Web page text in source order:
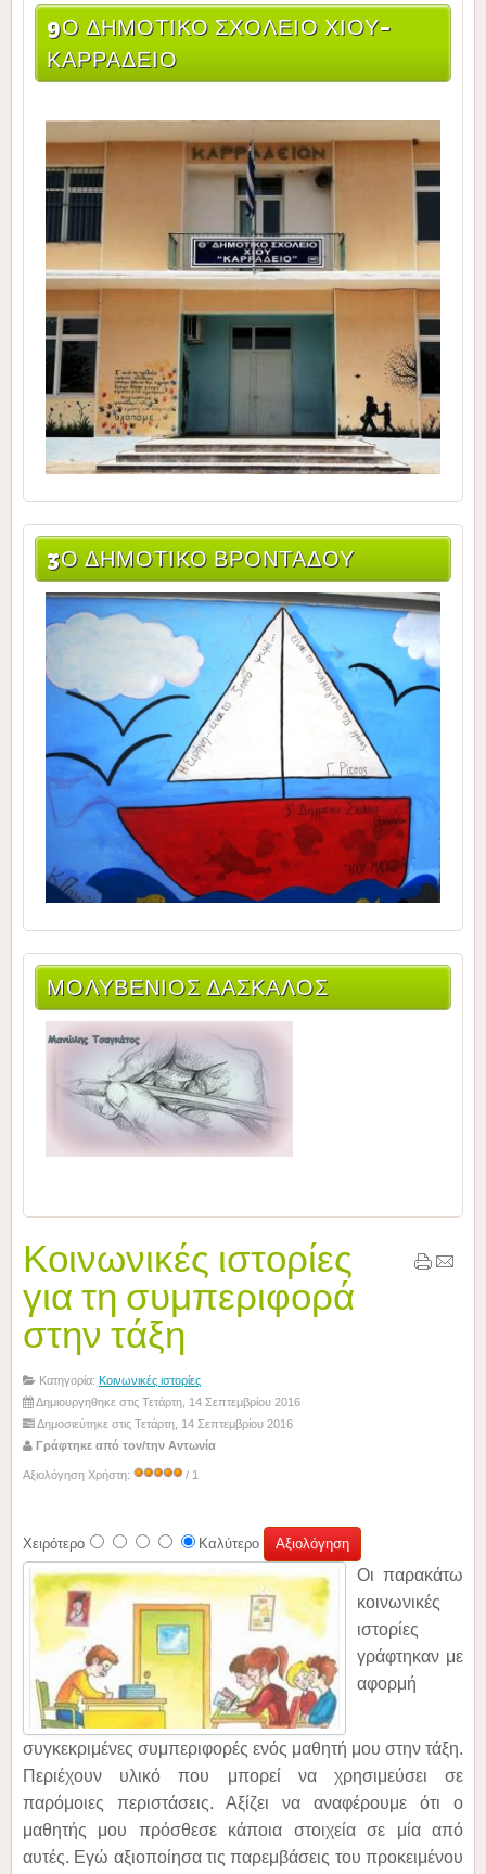
9Ο ΔΗΜΟΤΙΚΌ ΣΧΟΛΕΊΟ ΧΊΟΥ-
ΚΑΡΡΆΔΕΙΟ
3Ο ΔΗΜΟΤΙΚΌ ΒΡΟΝΤΆΔΟΥ
ΜΟΛΥΒΈΝΙΟΣ ΔΆΣΚΑΛΟΣ
Κοινωνικές ιστορίες
για τη συμπεριφορά
στην τάξη
Κατηγορία: Κοινωνικές ιστορίες
Δημιουργηθηκε στις Τετάρτη, 14 Σεπτεμβρίου 2016
Δημοσιεύτηκε στις Τετάρτη, 14 Σεπτεμβρίου 2016
Γράφτηκε από τον/την Αντωνία
Αξιολόγηση Χρήστη: / 1
Χειρότερο Καλύτερο
Οι παρακάτω
κοινωνικές
ιστορίες
γράφτηκαν με
αφορμή
συγκεκριμένες συμπεριφορές ενός μαθητή μου στην τάξη.
Περιέχουν υλικό που μπορεί να χρησιμεύσει σε
παρόμοιες περιστάσεις. Αξίζει να αναφέρουμε ότι ο
μαθητής μου πρόσθεσε κάποια στοιχεία σε μία από
αυτές. Εγώ αξιοποίησα τις παρεμβάσεις του προκειμένου